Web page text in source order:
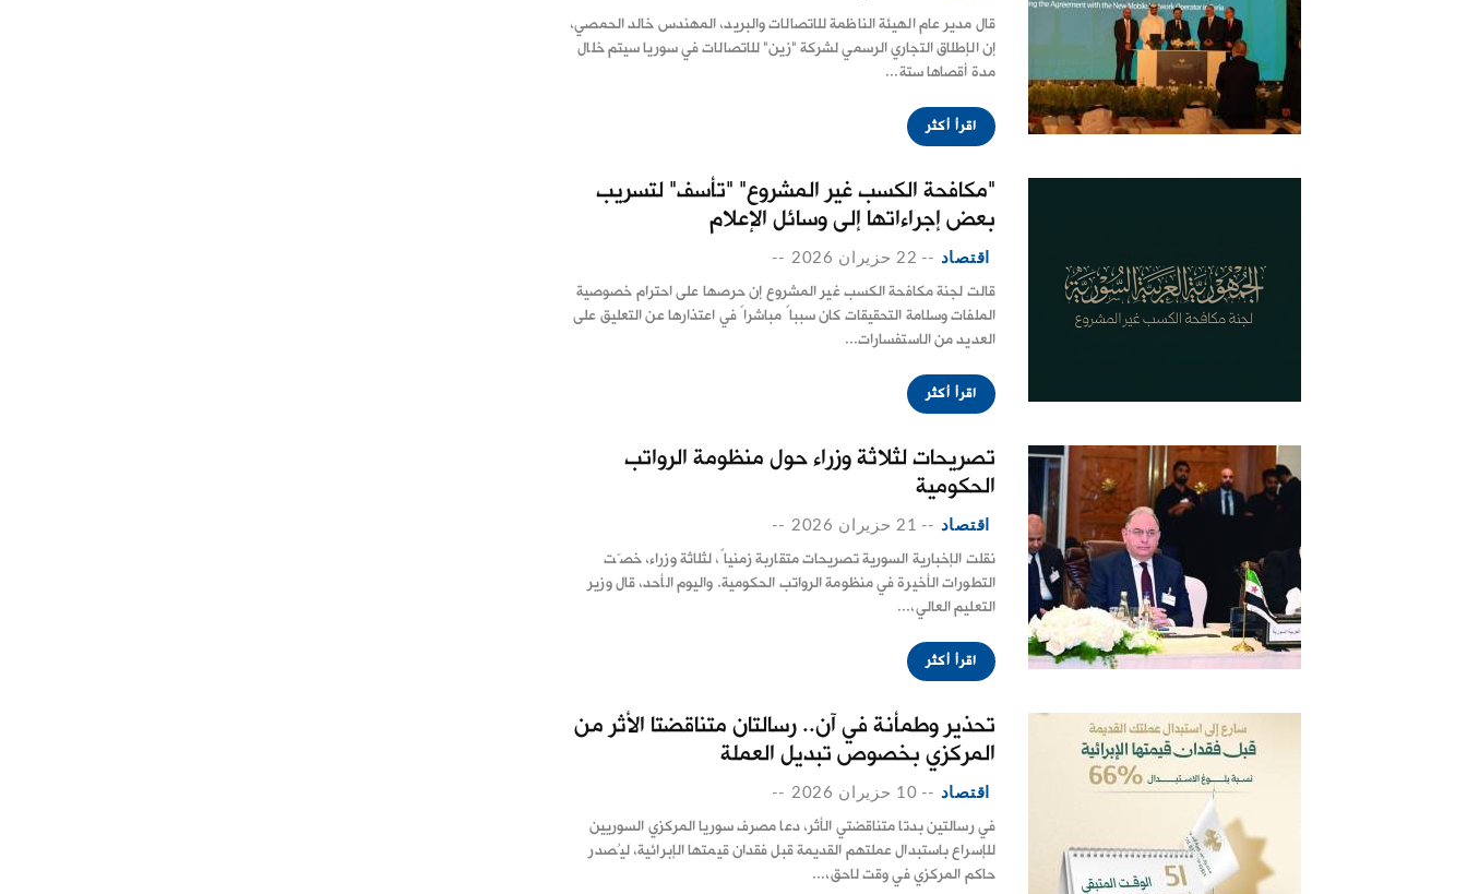
قال مدير عام الهيئة الناظمة للاتصالات والبريد، المهندس ‏خالد الحمصي،
إن ‏الإطلاق التجاري الرسمي لشركة ‌‏"زين" للاتصالات في سوريا سيتم خلال
‏مدة أقصاها ستة...
اقرأ أكثر
"مكافحة الكسب غير المشروع" "تأسف" لتسريب
بعض إجراءاتها إلى وسائل الإعلام
اقتصاد -- 22 حزيران 2026 --
قالت لجنة مكافحة الكسب غير المشروع إن حرصها على ‏احترام خصوصية
الملفات وسلامة التحقيقات كان سبباً مباشراً ‌‏في اعتذارها عن التعليق على
العديد من الاستفسارات...
اقرأ أكثر
تصريحات لثلاثة وزراء حول منظومة الرواتب
الحكومية
اقتصاد -- 21 حزيران 2026 --
نقلت الإخبارية السورية تصريحات متقاربة زمنياً، لثلاثة وزراء، خصّت
التطورات الأخيرة في منظومة الرواتب الحكومية. واليوم الأحد، قال وزير
التعليم العالي،...
اقرأ أكثر
تحذير وطمأنة في آن.. رسالتان متناقضتا الأثر من
المركزي بخصوص تبديل العملة
اقتصاد -- 10 حزيران 2026 --
في رسالتين بدتا متناقضتي الأثر، دعا مصرف سوريا المركزي السوريين
للإسراع باستبدال عملتهم القديمة قبل فقدان قيمتها الإبرائية، ليُصدر
حاكم المركزي في وقت لاحق،...